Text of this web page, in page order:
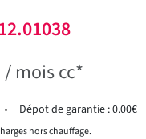
/ mois cc*
Dépot de garantie : 0.00€
hors chauffage.